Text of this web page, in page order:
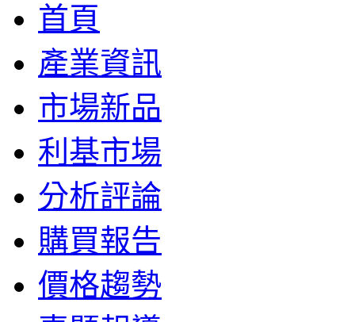
首頁
產業資訊
市場新品
利基市場
分析評論
購買報告
價格趨勢